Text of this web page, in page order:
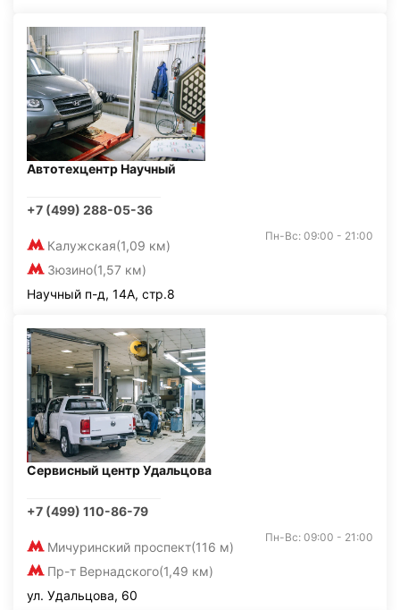
Автотехцентр Научный
+7 (499) 288-05-36
Калужская(1,09 км)
Зюзино(1,57 км)
Пн-Вс: 09:00 - 21:00
Научный п-д, 14А, стр.8
Сервисный центр Удальцова
+7 (499) 110-86-79
Мичуринский проспект(116 м)
Пр-т Вернадского(1,49 км)
Пн-Вс: 09:00 - 21:00
ул. Удальцова, 60